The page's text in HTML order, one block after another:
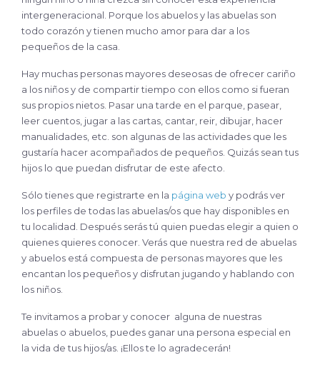
intergeneracional. Porque los abuelos y las abuelas son
todo corazón y tienen mucho amor para dar a los
pequeños de la casa.
Hay muchas personas mayores deseosas de ofrecer cariño
a los niños y de compartir tiempo con ellos como si fueran
sus propios nietos. Pasar una tarde en el parque, pasear,
leer cuentos, jugar a las cartas, cantar, reir, dibujar, hacer
manualidades, etc. son algunas de las actividades que les
gustaría hacer acompañados de pequeños. Quizás sean tus
hijos lo que puedan disfrutar de este afecto.
Sólo tienes que registrarte en la página web y podrás ver
los perfiles de todas las abuelas/os que hay disponibles en
tu localidad. Después serás tú quien puedas elegir a quien o
quienes quieres conocer. Verás que nuestra red de abuelas
y abuelos está compuesta de personas mayores que les
encantan los pequeños y disfrutan jugando y hablando con
los niños.
Te invitamos a probar y conocer alguna de nuestras
abuelas o abuelos, puedes ganar una persona especial en
la vida de tus hijos/as. ¡Ellos te lo agradecerán!